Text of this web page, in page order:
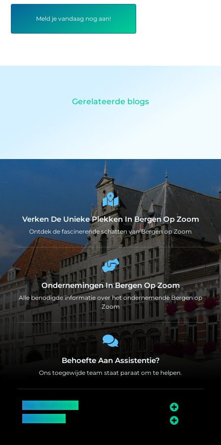
Meld je vandaag nog aan!
Gerelateerde blogs
Verken De Unieke Plekken In Bergen Op Zoom
Ontdek de fascinerende schatten van Bergen op Zoom
Ondernemingen In Bergen Op Zoom
Alle benodigde informatie over het ondernemende Bergen op
Zoom
Behoefte Aan Assistentie?
Ons toegewijde team staat paraat om te helpen.